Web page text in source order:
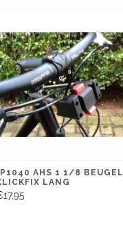
AHS 1 1/8 BEUGEL
LANG